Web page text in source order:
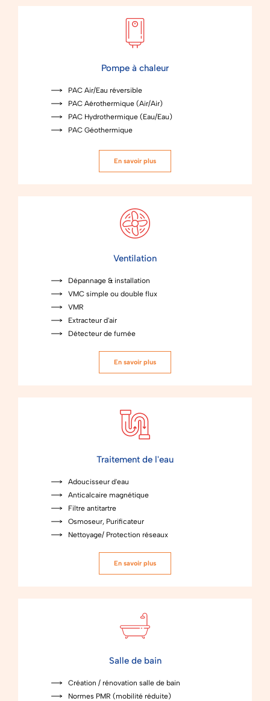
Pompe à chaleur
PAC Air/Eau réversible
PAC Aérothermique (Air/Air)
PAC Hydrothermique (Eau/Eau)
PAC Géothermique
En savoir plus
Ventilation
Dépannage & installation
VMC simple ou double flux
VMR
Extracteur d'air
Détecteur de fumée
En savoir plus
Traitement de l'eau
Adoucisseur d'eau
Anticalcaire magnétique
Filtre antitartre
Osmoseur, Purificateur
Nettoyage/ Protection réseaux
En savoir plus
Salle de bain
Création / rénovation salle de bain
Normes PMR (mobilité réduite)